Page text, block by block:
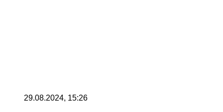
29.08.2024, 15:26